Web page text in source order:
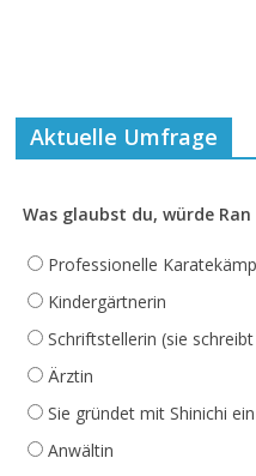
Aktuelle Umfrage
Was glaubst du, würde
Professionelle
Kindergärtnerin
Schriftstellerin (sie
Ärztin
Sie gründet mit Shinichi
Anwältin